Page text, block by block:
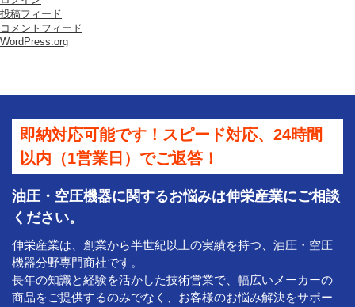
会
社
は
投稿フィード
コメントフィード
WordPress.org
即納対応可能です！スピード対応、24時間
以内（1営業日）でご返答！
油圧・空圧機器に関するお悩みは伸栄産業にご相談
ください。
伸栄産業は、創業から半世紀以上の実績を持つ、油圧・空圧
機器分野専門商社です。
長年の知識と経験を活かした技術営業で、幅広いメーカーの
商品をご提供するのみでなく、お客様のお悩み解決をサポー